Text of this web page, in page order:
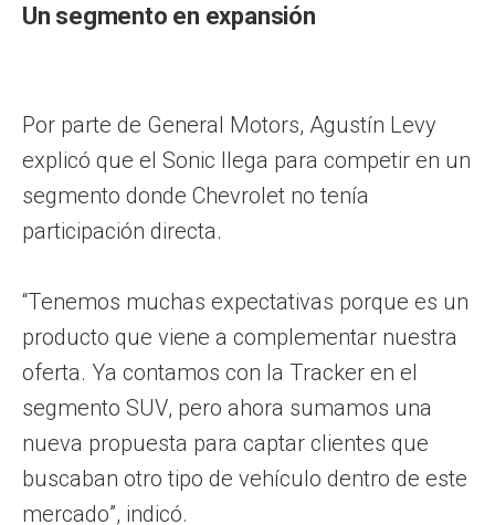
Un segmento en expansión
Por parte de General Motors, Agustín Levy
explicó que el Sonic llega para competir en un
segmento donde Chevrolet no tenía
participación directa.
“Tenemos muchas expectativas porque es un
producto que viene a complementar nuestra
oferta. Ya contamos con la Tracker en el
segmento SUV, pero ahora sumamos una
nueva propuesta para captar clientes que
buscaban otro tipo de vehículo dentro de este
mercado”, indicó.